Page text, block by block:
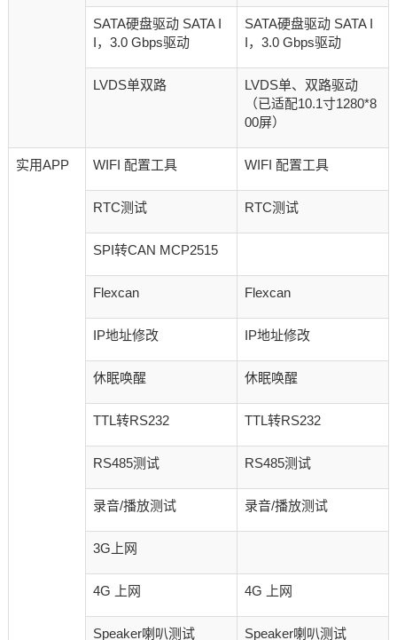
SATA硬盘驱动 SATA I
I，3.0 Gbps驱动
SATA硬盘驱动 SATA I
I，3.0 Gbps驱动
LVDS单双路
LVDS单、双路驱动
（已适配10.1寸1280*8
00屏）
实用APP WIFI 配置工具 WIFI 配置工具
RTC测试 RTC测试
SPI转CAN MCP2515
Flexcan Flexcan
IP地址修改 IP地址修改
休眠唤醒 休眠唤醒
TTL转RS232 TTL转RS232
RS485测试 RS485测试
录音/播放测试 录音/播放测试
3G上网
4G 上网 4G 上网
Speaker喇叭测试 Speaker喇叭测试